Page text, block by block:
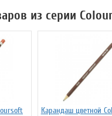
из серии
Карандаш цветной